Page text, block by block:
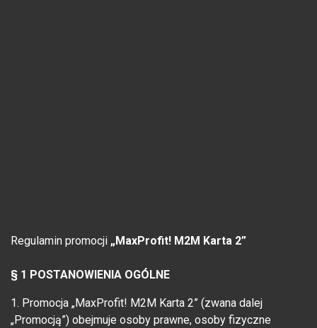
Regulamin promocji „MaxProfit! M2M Karta 2”
§ 1 POSTANOWIENIA OGÓLNE
1. Promocja „MaxProfit! M2M Karta 2” (zwana dalej
„Promocją”) obejmuje osoby prawne, osoby fizyczne